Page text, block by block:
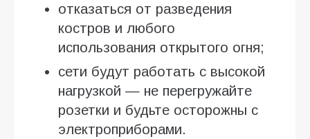
отказаться от разведения
костров и любого
использования открытого огня;
сети будут работать с высокой
нагрузкой — не перегружайте
розетки и будьте осторожны с
электроприборами.